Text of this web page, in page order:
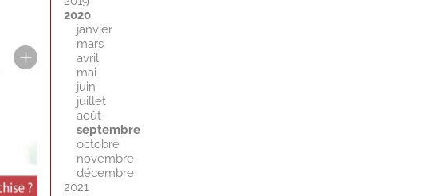
2020
janvier
mars
avril
mai
juin
juillet
août
septembre
octobre
novembre
décembre
2021